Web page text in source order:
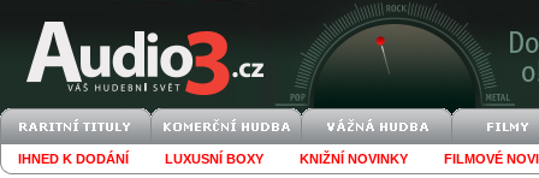
IHNED K DODÁNÍ LUXUSNÍ BOXY KNIŽNÍ NOVINKY FILMOVÉ